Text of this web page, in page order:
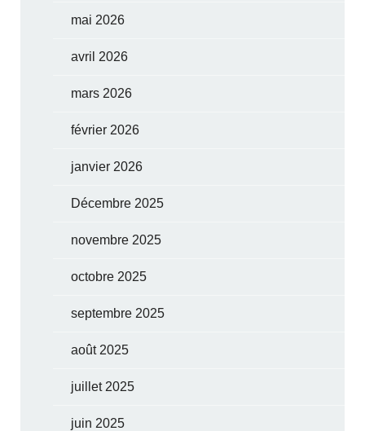
mai 2026
avril 2026
mars 2026
février 2026
janvier 2026
Décembre 2025
novembre 2025
octobre 2025
septembre 2025
août 2025
juillet 2025
juin 2025